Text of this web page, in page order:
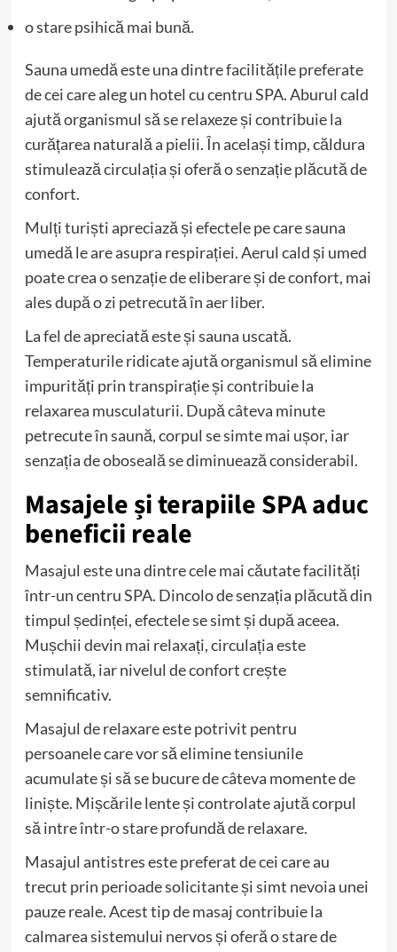
o stare psihică mai bună.
Sauna umedă este una dintre facilitățile preferate
de cei care aleg un hotel cu centru SPA. Aburul cald
ajută organismul să se relaxeze și contribuie la
curățarea naturală a pielii. În același timp, căldura
stimulează circulația și oferă o senzație plăcută de
confort.
Mulți turiști apreciază și efectele pe care sauna
umedă le are asupra respirației. Aerul cald și umed
poate crea o senzație de eliberare și de confort, mai
ales după o zi petrecută în aer liber.
La fel de apreciată este și sauna uscată.
Temperaturile ridicate ajută organismul să elimine
impurități prin transpirație și contribuie la
relaxarea musculaturii. După câteva minute
petrecute în saună, corpul se simte mai ușor, iar
senzația de oboseală se diminuează considerabil.
Masajele și terapiile SPA aduc
beneficii reale
Masajul este una dintre cele mai căutate facilități
într-un centru SPA. Dincolo de senzația plăcută din
timpul ședinței, efectele se simt și după aceea.
Mușchii devin mai relaxați, circulația este
stimulată, iar nivelul de confort crește
semnificativ.
Masajul de relaxare este potrivit pentru
persoanele care vor să elimine tensiunile
acumulate și să se bucure de câteva momente de
liniște. Mișcările lente și controlate ajută corpul
să intre într-o stare profundă de relaxare.
Masajul antistres este preferat de cei care au
trecut prin perioade solicitante și simt nevoia unei
pauze reale. Acest tip de masaj contribuie la
calmarea sistemului nervos și oferă o stare de